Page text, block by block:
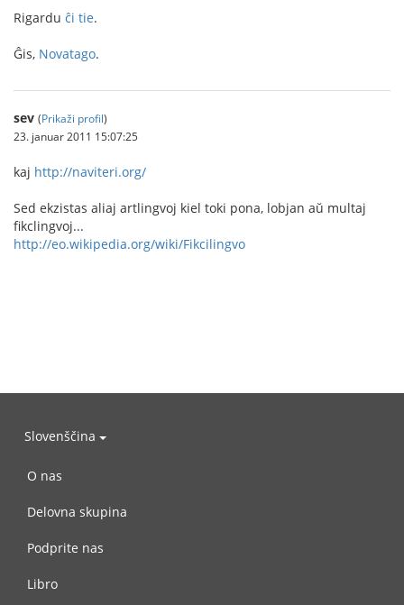
Rigardu ĉi tie.
Ĝis, Novatago.
sev (Prikaži profil)
23. januar 2011 15:07:25
kaj http://naviteri.org/
Sed ekzistas aliaj artlingvoj kiel toki pona, lobjan aŭ multaj
fikclingvoj...
http://eo.wikipedia.org/wiki/Fikcilingvo
Slovenščina
O nas
Delovna skupina
Podprite nas
Libro